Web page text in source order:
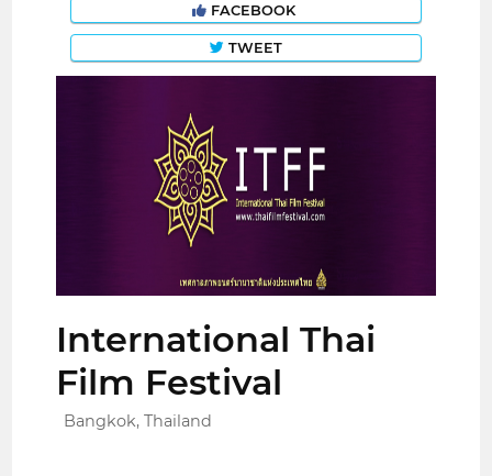
FACEBOOK
TWEET
International Thai
Film Festival
Bangkok, Thailand